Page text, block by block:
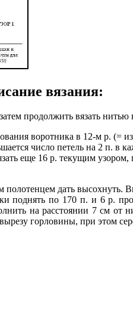
вязания:
продолжить вязать нитью
воротника в 12-м р. (=
число петель на 2 п.
еще 16 р. текущим
дать
по 170 п. и 6 р.
на расстоянии 7 см
горловины, при этом